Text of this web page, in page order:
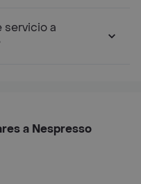
servicio a
a Nespresso